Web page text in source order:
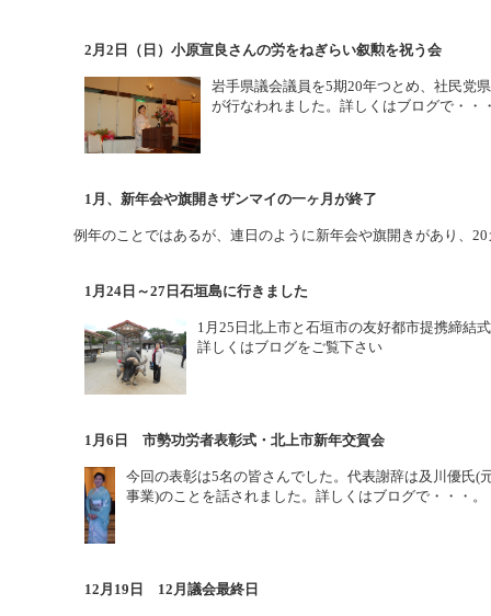
2月2日（日）小原宣良さんの労をねぎらい叙勲を祝う会
岩手県議会議員を5期20年つとめ、社民党
が行なわれました。詳しくはブログで・・
1月、新年会や旗開きザンマイの一ヶ月が終了
例年のことではあるが、連日のように新年会や旗開きがあり、
1月24日～27日石垣島に行きました
1月25日北上市と石垣市の友好都市提携締結
詳しくはブログをご覧下さい
1月6日 市勢功労者表彰式・北上市新年交賀会
今回の表彰は5名の皆さんでした。代表謝辞は及川優氏
事業)のことを話されました。詳しくはブログで・・・。
12月19日 12月議会最終日